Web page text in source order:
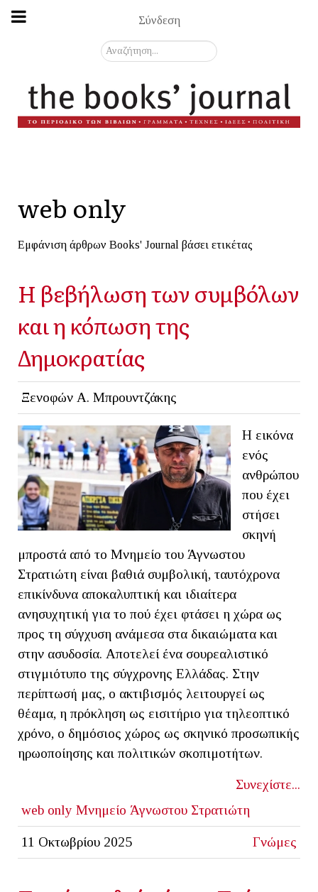
Σύνδεση
Αναζήτηση...
web only
Εμφάνιση άρθρων Books' Journal βάσει ετικέτας
Η βεβήλωση των συμβόλων
και η κόπωση της
Δημοκρατίας
Ξενοφών Α. Μπρουντζάκης
Η εικόνα
ενός
ανθρώπου
που έχει
στήσει
σκηνή
μπροστά από το Μνημείο του Άγνωστου
Στρατιώτη είναι βαθιά συμβολική, ταυτόχρονα
επικίνδυνα αποκαλυπτική και ιδιαίτερα
ανησυχητική για το πού έχει φτάσει η χώρα ως
προς τη σύγχυση ανάμεσα στα δικαιώματα και
στην ασυδοσία. Αποτελεί ένα σουρεαλιστικό
στιγμιότυπο της σύγχρονης Ελλάδας. Στην
περίπτωσή μας, ο ακτιβισμός λειτουργεί ως
θέαμα, η πρόκληση ως εισιτήριο για τηλεοπτικό
χρόνο, ο δημόσιος χώρος ως σκηνικό προσωπικής
ηρωοποίησης και πολιτικών σκοπιμοτήτων.
Συνεχίστε...
web only Μνημείο Άγνωστου Στρατιώτη
11 Οκτωβρίου 2025 Γνώμες